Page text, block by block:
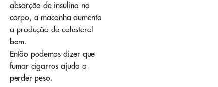
absorção de insulina no
corpo, a maconha aumenta
a produção de colesterol
bom.
Então podemos dizer que
fumar cigarros ajuda a
perder peso.